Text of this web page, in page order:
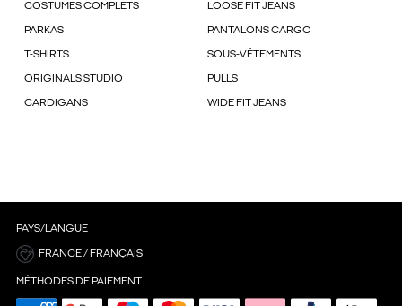
COSTUMES COMPLETS LOOSE FIT JEANS
PARKAS PANTALONS CARGO
T-SHIRTS SOUS-VÊTEMENTS
ORIGINALS STUDIO PULLS
CARDIGANS WIDE FIT JEANS
PAYS/LANGUE
FRANCE / FRANÇAIS
MÉTHODES DE PAIEMENT